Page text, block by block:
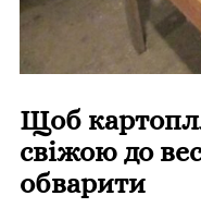
Щоб
свіжою до
обварити